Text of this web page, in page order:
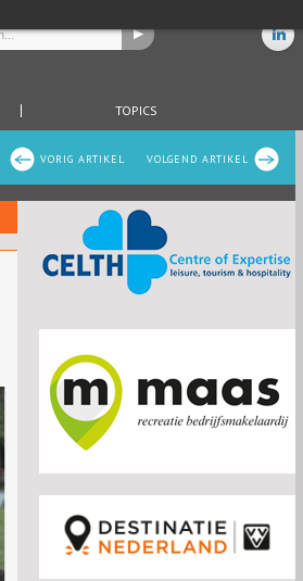
TOPICS
VOLGEND ARTIKEL
VORIG ARTIKEL